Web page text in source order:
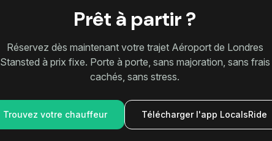
Prêt à partir ?
Réservez dès maintenant votre trajet Aéroport de Londres
Stansted à prix fixe. Porte à porte, sans majoration, sans frais
cachés, sans stress.
Trouvez votre chauffeur Télécharger l'app LocalsRide